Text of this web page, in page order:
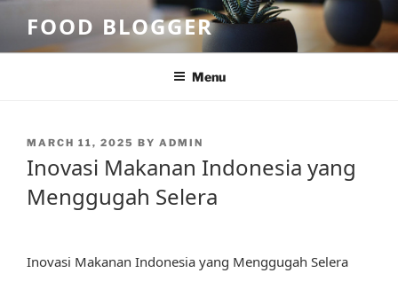
content
FOOD BLOGGER
Menu
POSTED
MARCH 11, 2025 BY ADMIN
Inovasi Makanan Indonesia yang
Menggugah Selera
Inovasi Makanan Indonesia yang Menggugah Selera